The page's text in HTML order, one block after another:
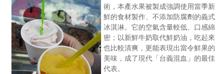
術，本產水果被製成強調使用當季新
鮮的食材製作、不添加防腐劑的義式
冰淇淋。它的空氣含量較低、口感綿
密；以新鮮牛奶取代鮮奶油，吃起來
也比較清爽，更能表現出當令鮮果的
美味，成了現代「台義混血」的最佳
代表。